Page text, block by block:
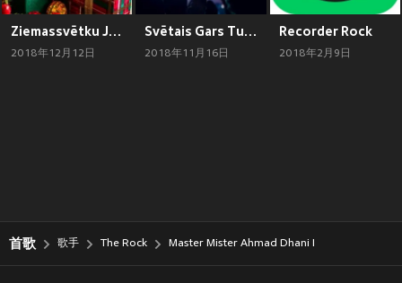
Ziemassvētku Jampadracis
2018年12月12日
Svētais Gars Tu Esi Gaidīts šeit
2018年11月16日
Recorder Rock
2018年2月9日
首歌 歌手 The Rock Master Mister Ahmad Dhani I